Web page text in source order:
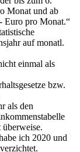
Monat und ab
Euro pro Monat.“
auf monatl.
einmal als
bzw.
als den
ich 2020 und